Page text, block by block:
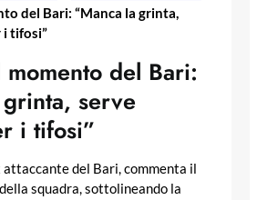
del Bari: “Manca la grinta,
i tifosi”
del Bari:
serve
i tifosi”
attaccante del Bari, commenta il
squadra, sottolineando la